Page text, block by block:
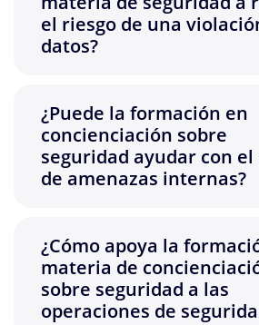
el riesgo de una
datos?
¿Puede la formación en
concienciación sobre
seguridad ayudar con el
de amenazas internas?
¿Cómo apoya la
materia de
sobre seguridad a las
operaciones de